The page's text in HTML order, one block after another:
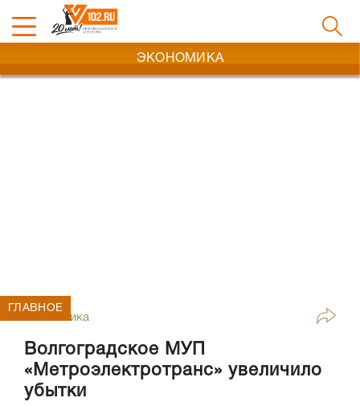
ЭКОНОМИКА
Экономика
Волгоградское МУП
«Метроэлектротранс» увеличило
убытки
ГЛАВНОЕ